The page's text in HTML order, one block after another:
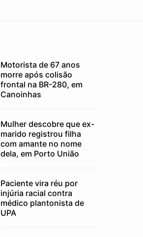
Motorista de 67 anos
morre após colisão
frontal na BR-280, em
Canoinhas
Mulher descobre que ex-
marido registrou filha
com amante no nome
dela, em Porto União
Paciente vira réu por
injúria racial contra
médico plantonista de
UPA